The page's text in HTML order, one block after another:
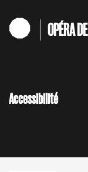
contenu
OPÉRA
Accessibilité